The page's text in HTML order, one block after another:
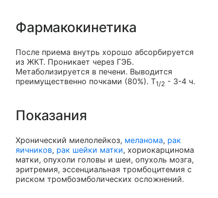
Фармакокинетика
После приема внутрь хорошо абсорбируется
из ЖКТ. Проникает через ГЭБ.
Метаболизируется в печени. Выводится
преимущественно почками (80%). T1/2 - 3-4 ч.
Показания
Хронический миелолейкоз, меланома, рак
яичников, рак шейки матки, хориокарцинома
матки, опухоли головы и шеи, опухоль мозга,
эритремия, эссенциальная тромбоцитемия с
риском тромбоэмболических осложнений.